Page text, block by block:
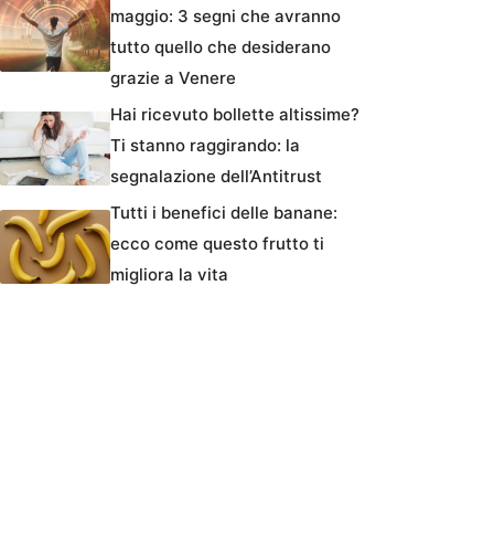
maggio: 3 segni che avranno
tutto quello che desiderano
grazie a Venere
Hai ricevuto bollette altissime?
Ti stanno raggirando: la
segnalazione dell’Antitrust
Tutti i benefici delle banane:
ecco come questo frutto ti
migliora la vita